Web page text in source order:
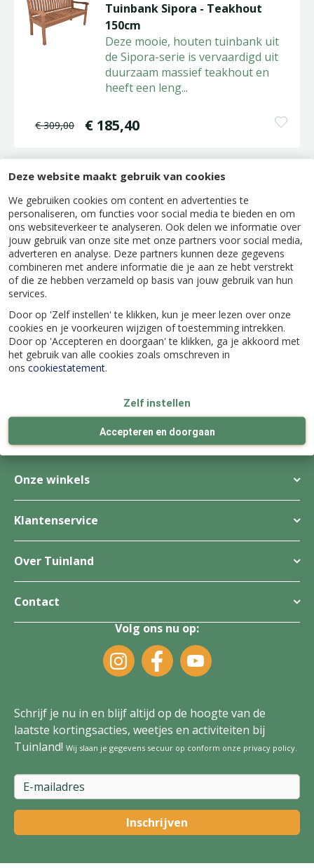
Deze website maakt gebruik van cookies
We gebruiken cookies om content en advertenties te
personaliseren, om functies voor social media te bieden en om
ons websiteverkeer te analyseren. Ook delen we informatie over
jouw gebruik van onze site met onze partners voor social media,
adverteren en analyse. Deze partners kunnen deze gegevens
combineren met andere informatie die je aan ze hebt verstrekt
of die ze hebben verzameld op basis van jouw gebruik van hun
services.
Door op 'Zelf instellen' te klikken, kun je meer lezen over onze
cookies en je voorkeuren wijzigen of toestemming intrekken.
Door op 'Accepteren en doorgaan' te klikken, ga je akkoord met
het gebruik van alle cookies zoals omschreven in
ons cookiestatement.
Zelf instellen
Accepteren en doorgaan
Tuinbank Sipora - Teakhout
150cm
Deze mooie, houten tuinbank uit
de Sipora-serie is vervaardigd uit
duurzaam massief teakhout en
heeft een leng...
€ 309,00 € 185,40
180cm
Deze royale tuinbank uit de
Sipora-serie is vervaardigd uit
duurzaam massief teakhout en
biedt met een lengte van 180...
359 00 € 215, 40
Ieder seizoen verrassend vernieuwd
Onze winkels
Klantenservice
Over Tuinland
Contact
Volg ons nu op:
Schrijf je nu in en blijf altijd op de hoogte van de
laatste kortingsacties, weetjes en activiteiten bij
Tuinland! Wij slaan je gegevens secuur op conform onze privacy policy.